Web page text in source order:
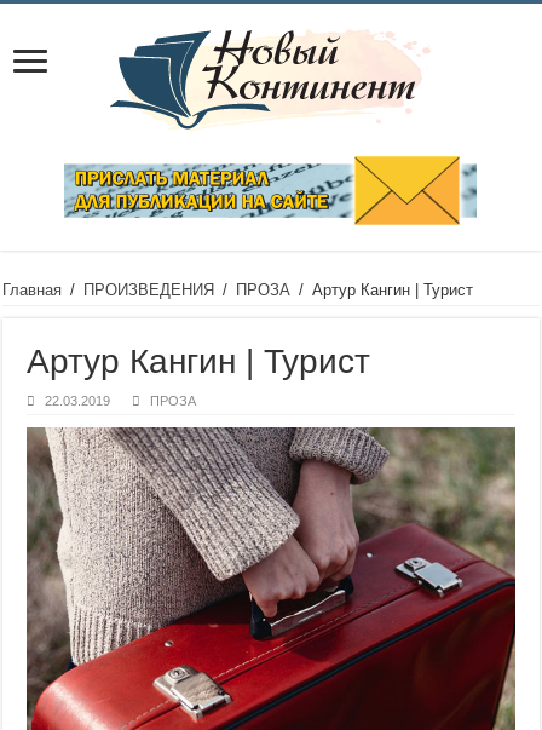
Главная / ПРОИЗВЕДЕНИЯ / ПРОЗА / Артур Кангин | Турист
Артур Кангин | Турист
22.03.2019 ПРОЗА